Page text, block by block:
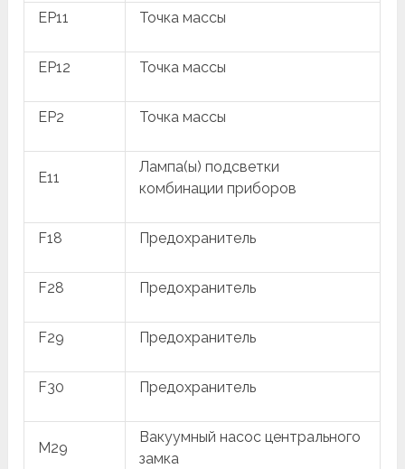
EP11 Точка массы
EP12 Точка массы
EP2 Точка массы
E11
Лампа(ы) подсветки
комбинации приборов
F18 Предохранитель
F28 Предохранитель
F29 Предохранитель
F30 Предохранитель
M29
Вакуумный насос центрального
замка